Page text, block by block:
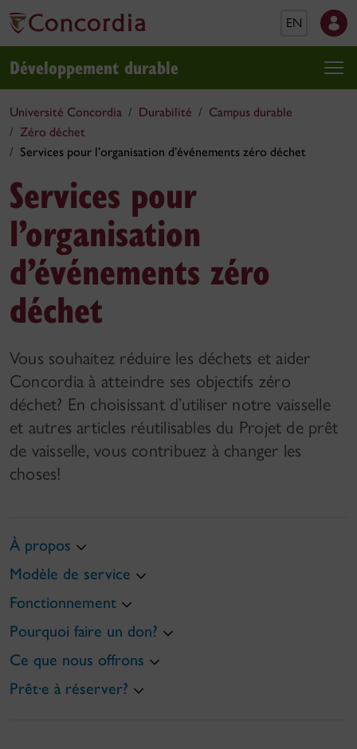
EN
Développement durable
Université Concordia Durabilité
Campus durable
Zéro déchet
Services pour l’organisation d’événements zéro déchet
Services pour
l’organisation
d’événements zéro
déchet
Vous souhaitez réduire les déchets et aider
Concordia à atteindre ses objectifs zéro
déchet? En choisissant d’utiliser notre vaisselle
et autres articles réutilisables du Projet de prêt
de vaisselle, vous contribuez à changer les
choses!
À propos
Modèle de service
Fonctionnement
Pourquoi faire un don?
Ce que nous offrons
Prêt·e à réserver?